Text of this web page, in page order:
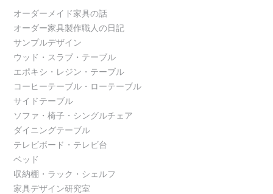
オーダーメイド家具の話
オーダー家具製作職人の日記
サンプルデザイン
ウッド・スラブ・テーブル
エポキシ・レジン・テーブル
コーヒーテーブル・ローテーブル
サイドテーブル
ソファ・椅子・シングルチェア
ダイニングテーブル
テレビボード・テレビ台
ベッド
収納棚・ラック・シェルフ
家具デザイン研究室